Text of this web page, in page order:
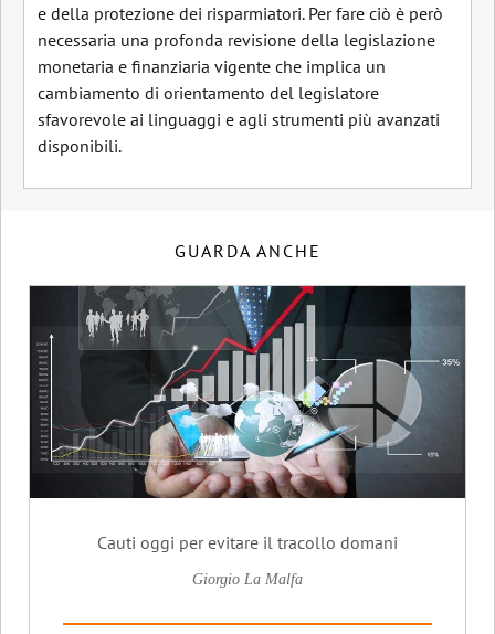
e della protezione dei risparmiatori. Per fare ciò è però
necessaria una profonda revisione della legislazione
monetaria e finanziaria vigente che implica un
cambiamento di orientamento del legislatore
sfavorevole ai linguaggi e agli strumenti più avanzati
disponibili.
GUARDA ANCHE
Cauti oggi per evitare il tracollo domani
Giorgio La Malfa